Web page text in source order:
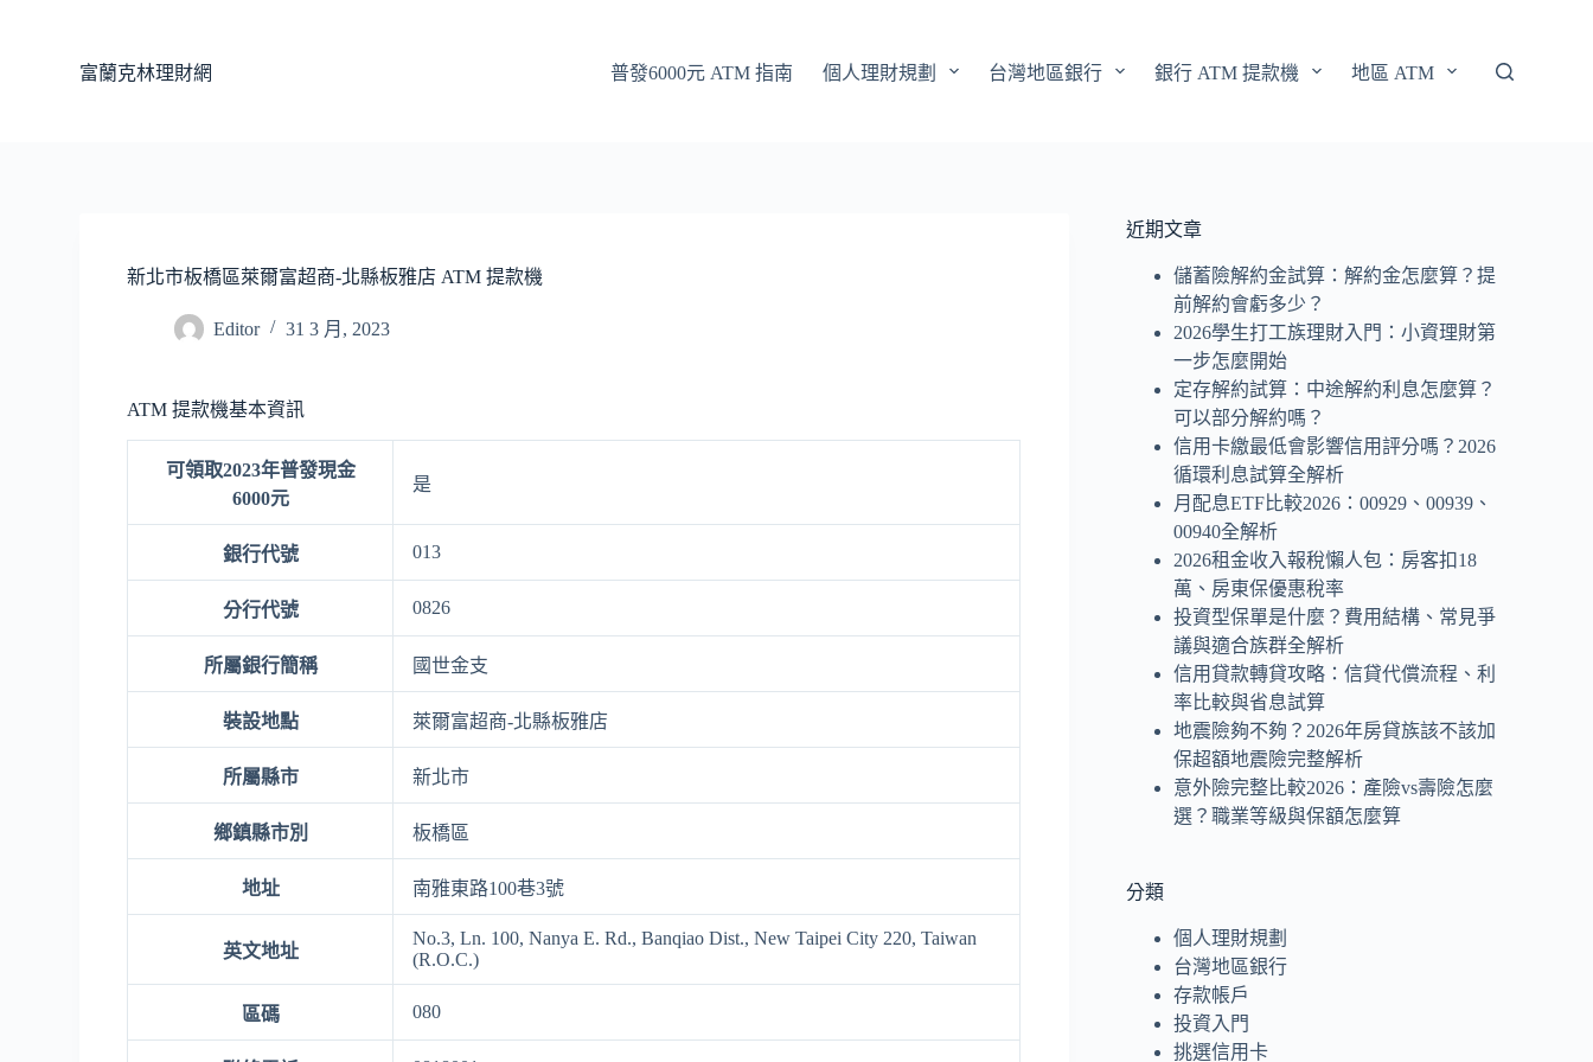
富蘭克林理財網 普發6000元 ATM 指南 個人理財規劃 台灣地區銀行 銀行 ATM 提款機 地區 ATM
新北市板橋區萊爾富超商-北縣板雅店 ATM 提款機
Editor 31 3 月, 2023
ATM 提款機基本資訊
可領取2023年普發現金
6000元
是
銀行代號 013
分行代號 0826
所屬銀行簡稱 國世金支
裝設地點 萊爾富超商-北縣板雅店
所屬縣市 新北市
鄉鎮縣市別 板橋區
地址 南雅東路100巷3號
英文地址
No.3, Ln. 100, Nanya E. Rd., Banqiao Dist., New Taipei City 220, Taiwan
(R.O.C.)
區碼 080
近期文章
儲蓄險解約金試算：解約金怎麼算？提
前解約會虧多少？
2026學生打工族理財入門：小資理財第
一步怎麼開始
定存解約試算：中途解約利息怎麼算？
可以部分解約嗎？
信用卡繳最低會影響信用評分嗎？2026
循環利息試算全解析
月配息ETF比較2026：00929、00939、
00940全解析
2026租金收入報稅懶人包：房客扣18
萬、房東保優惠稅率
投資型保單是什麼？費用結構、常見爭
議與適合族群全解析
信用貸款轉貸攻略：信貸代償流程、利
率比較與省息試算
地震險夠不夠？2026年房貸族該不該加
保超額地震險完整解析
意外險完整比較2026：產險vs壽險怎麼
選？職業等級與保額怎麼算
分類
個人理財規劃
台灣地區銀行
存款帳戶
投資入門
挑選信用卡